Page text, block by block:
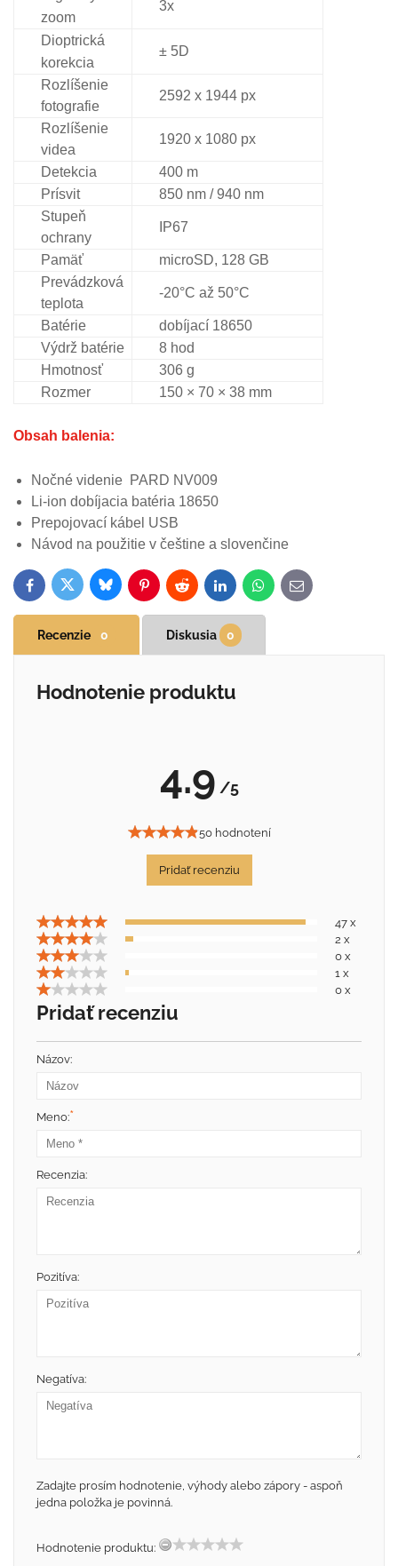
zoom
3x
Dioptrická
korekcia
± 5D
Rozlíšenie
fotografie
2592 x 1944 px
Rozlíšenie
videa
1920 x 1080 px
Detekcia
400 m
Prísvit
850 nm / 940 nm
Stupeň
ochrany
IP67
Pamäť
microSD, 128 GB
Prevádzková
teplota
-20°C až 50°C
Batérie
dobíjací 18650
Výdrž batérie
8 hod
Hmotnosť
306 g
Rozmer
150 × 70 × 38 mm
Obsah balenia:
Nočné videnie PARD NV009
Li-ion dobíjacia batéria 18650
Prepojovací kábel USB
Návod na použitie v češtine a slovenčine
FacebookTwitterBlueskyPinterestReddit LinkedInWhatsApp
E-
mail
Recenzie 0 Diskusia 0
Hodnotenie produktu
4.9 /5
50 hodnotení
Pridať recenziu
47 x
2 x
0 x
1 x
0 x
Pridať recenziu
Názov:
Meno:*
Recenzia:
Pozitíva:
Negatíva:
Zadajte prosím hodnotenie, výhody alebo zápory - aspoň
jedna položka je povinná.
Hodnotenie produktu: